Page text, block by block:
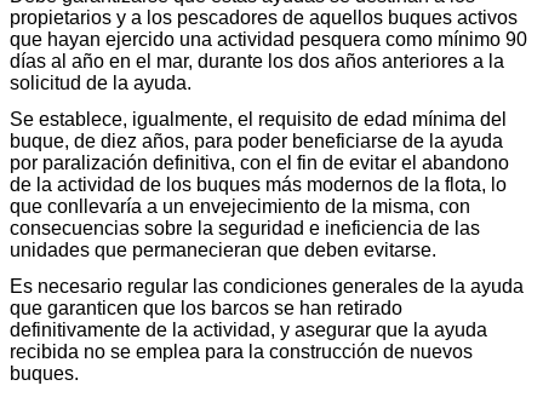
propietarios y a los pescadores de aquellos buques activos
que hayan ejercido una actividad pesquera como mínimo 90
días al año en el mar, durante los dos años anteriores a la
solicitud de la ayuda.
Se establece, igualmente, el requisito de edad mínima del
buque, de diez años, para poder beneficiarse de la ayuda
por paralización definitiva, con el fin de evitar el abandono
de la actividad de los buques más modernos de la flota, lo
que conllevaría a un envejecimiento de la misma, con
consecuencias sobre la seguridad e ineficiencia de las
unidades que permanecieran que deben evitarse.
Es necesario regular las condiciones generales de la ayuda
que garanticen que los barcos se han retirado
definitivamente de la actividad, y asegurar que la ayuda
recibida no se emplea para la construcción de nuevos
buques.